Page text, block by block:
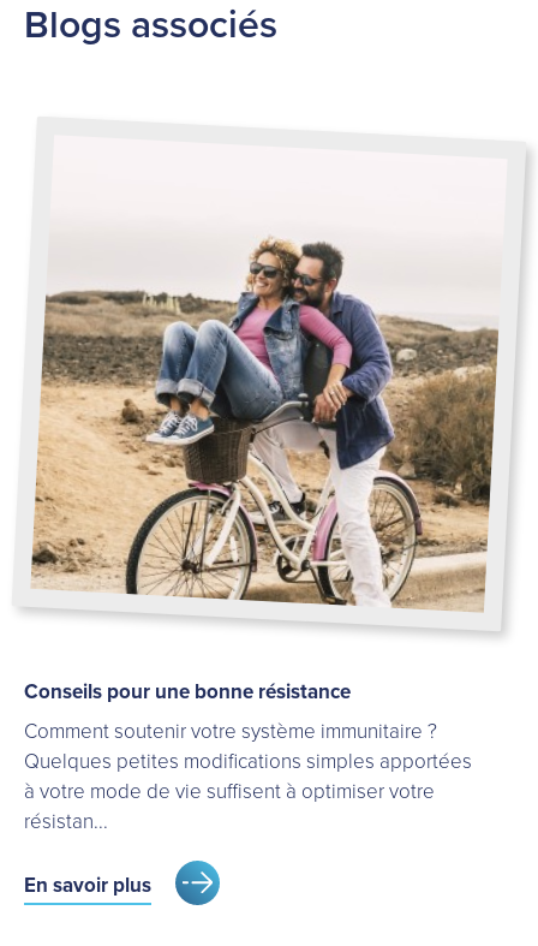
Blogs associés
Conseils pour une bonne résistance
Comment soutenir votre système immunitaire ?
Quelques petites modifications simples apportées
à votre mode de vie suffisent à optimiser votre
résistan...
En savoir plus